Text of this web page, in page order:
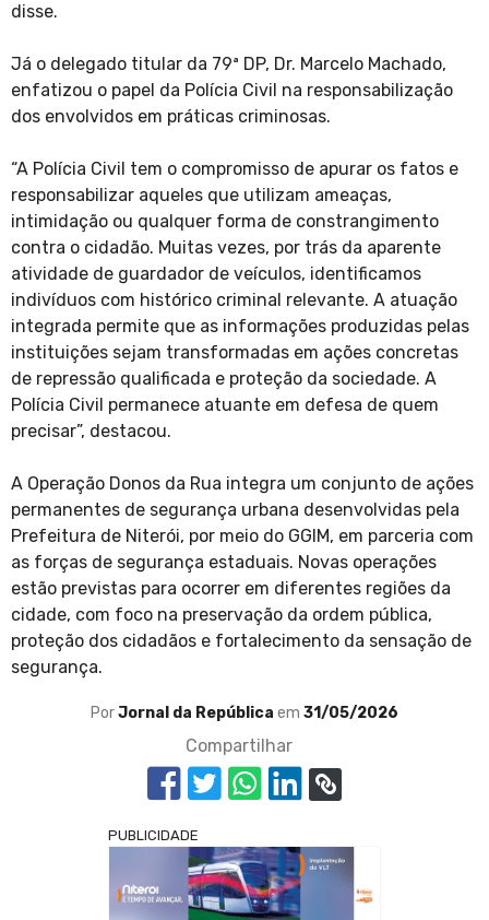
disse.
Já o delegado titular da 79ª DP, Dr. Marcelo Machado,
enfatizou o papel da Polícia Civil na responsabilização
dos envolvidos em práticas criminosas.
“A Polícia Civil tem o compromisso de apurar os fatos e
responsabilizar aqueles que utilizam ameaças,
intimidação ou qualquer forma de constrangimento
contra o cidadão. Muitas vezes, por trás da aparente
atividade de guardador de veículos, identificamos
indivíduos com histórico criminal relevante. A atuação
integrada permite que as informações produzidas pelas
instituições sejam transformadas em ações concretas
de repressão qualificada e proteção da sociedade. A
Polícia Civil permanece atuante em defesa de quem
precisar”, destacou.
A Operação Donos da Rua integra um conjunto de ações
permanentes de segurança urbana desenvolvidas pela
Prefeitura de Niterói, por meio do GGIM, em parceria com
as forças de segurança estaduais. Novas operações
estão previstas para ocorrer em diferentes regiões da
cidade, com foco na preservação da ordem pública,
proteção dos cidadãos e fortalecimento da sensação de
segurança.
PorJornal da República em 31/05/2026
Compartilhar
PUBLICIDADE